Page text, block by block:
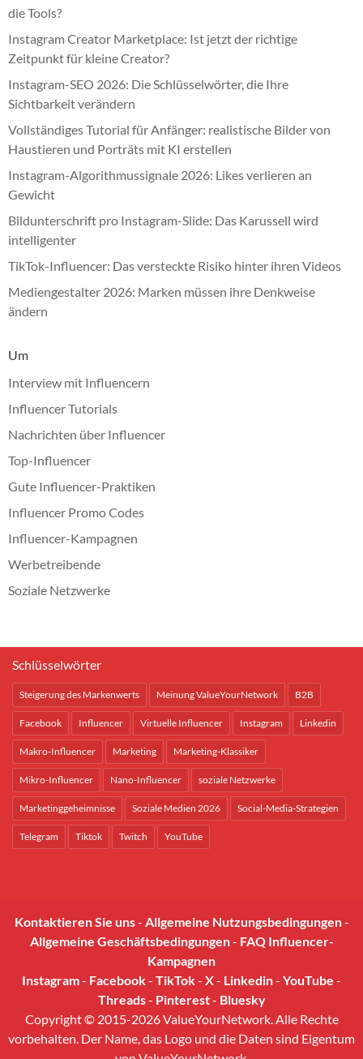
die Tools?
Instagram Creator Marketplace: Ist jetzt der richtige
Zeitpunkt für kleine Creator?
Instagram-SEO 2026: Die Schlüsselwörter, die Ihre
Sichtbarkeit verändern
Vollständiges Tutorial für Anfänger: realistische Bilder von
Haustieren und Porträts mit KI erstellen
Instagram-Algorithmussignale 2026: Likes verlieren an
Gewicht
Bildunterschrift pro Instagram-Slide: Das Karussell wird
intelligenter
TikTok-Influencer: Das versteckte Risiko hinter ihren Videos
Mediengestalter 2026: Marken müssen ihre Denkweise
ändern
Um
Interview mit Influencern
Influencer Tutorials
Nachrichten über Influencer
Top-Influencer
Gute Influencer-Praktiken
Influencer Promo Codes
Influencer-Kampagnen
Werbetreibende
Soziale Netzwerke
Schlüsselwörter
Steigerung des Markenwerts Meinung ValueYourNetwork B2B
Facebook Influencer Virtuelle Influencer Instagram Linkedin
Makro-Influencer Marketing Marketing-Klassiker
Mikro-Influencer Nano-Influencer soziale Netzwerke
Marketinggeheimnisse Soziale Medien 2026 Social-Media-Strategien
Telegram Tiktok Twitch YouTube
Kontaktieren Sie uns- Allgemeine Nutzungsbedingungen-
Allgemeine Geschäftsbedingungen- FAQ Influencer-
Kampagnen
Instagram- Facebook- TikTok- X- Linkedin- YouTube -
Threads- Pinterest- Bluesky
Copyright © 2015-2026 ValueYourNetwork. Alle Rechte
vorbehalten. Der Name, das Logo und die Daten sind Eigentum